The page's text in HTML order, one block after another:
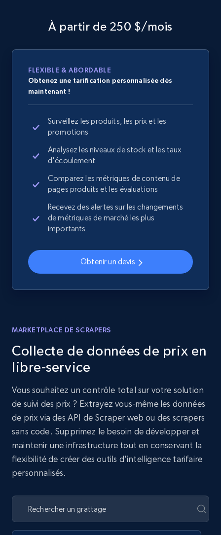
À partir de 250 $/mois
FLEXIBLE & ABORDABLE
Obtenez une tarification personnalisée dès
maintenant !
Surveillez les produits, les prix et les
promotions
Analysez les niveaux de stock et les taux
d'écoulement
Comparez les métriques de contenu de
pages produits et les évaluations
Recevez des alertes sur les changements
de métriques de marché les plus
importants
Obtenir un devis
MARKETPLACE DE SCRAPERS
Collecte de données de prix en
libre-service
Vous souhaitez un contrôle total sur votre solution
de suivi des prix ? Extrayez vous-même les données
de prix via des API de Scraper web ou des scrapers
sans code. Supprimez le besoin de développer et
maintenir une infrastructure tout en conservant la
flexibilité de créer des outils d'intelligence tarifaire
personnalisés.